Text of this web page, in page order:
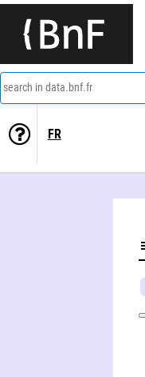
search in data.bnf.fr
FR